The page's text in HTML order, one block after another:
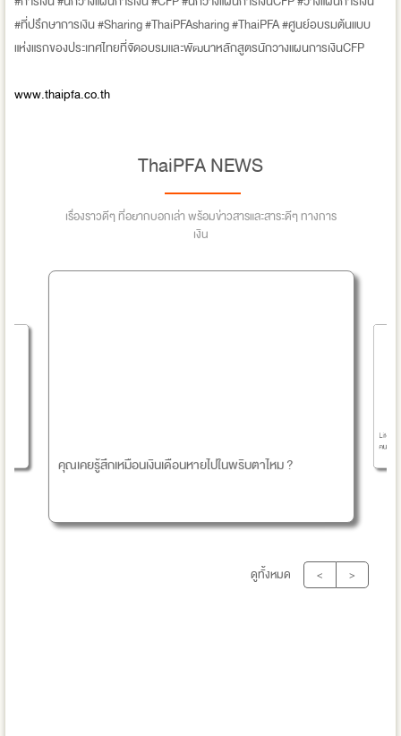
#ที่ปรึกษาการเงิน #Sharing #ThaiPFAsharing #ThaiPFA #ศูนย์อบรมต้นแบบ
แห่งแรกของประเทศไทยที่จัดอบรมและพัฒนาหลักสูตรนักวางแผนการเงินCFP
www.thaipfa.co.th
ThaiPFA NEWS
เรื่องราวดีๆ ที่อยากบอกเล่า พร้อมข่าวสารและสาระดีๆ ทางการ
เงิน
คุณเคยรู้สึกเหมือนเงินเดือนหายไปในพริบตาไหม ?
Life
คนส่ว
ดูทั้งหมด < >